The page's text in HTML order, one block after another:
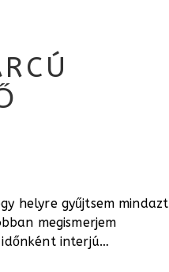
helyre gyűjtsem mindazt
megismerjem
interjú…